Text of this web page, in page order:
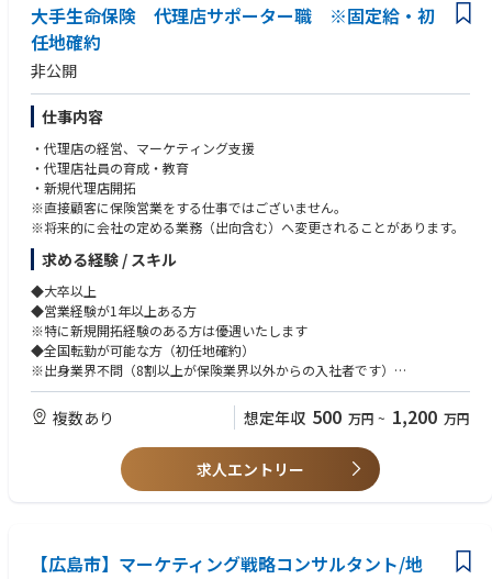
社」
水戸市桜川１－１－２５ 大同生命水戸ビル３階「茨城ＴＫＣ企業保険支
社 水戸推進課」
神栖市大野原３丁目２－１０ パレスビルⅢ ２０２号室「茨城ＴＫＣ企
業保険支社 鹿島推進課」
長岡市今朝白１－８－１８ 長岡センタービル２階「新潟ＴＫＣ企業保険
支社 長岡推進課」
埼玉県さいたま市大宮区桜木町４－３３３－１３ 大同生命さいたま大宮ビ
ル３階「東日本税理士推進支社」
宇都宮市大通４－１－１８ 宇都宮大同生命ビル４階「東日本税理士推進
支社北関東信越税理士推進営業部 宇都宮推進課」
【北陸地区(金沢、富山)】
営業部 金沢推進課」※税理士代理店担当
富山市本町９－１０ ＹＳＧ富山センタービル５階「金沢支社北陸税理士
共済営業部 富山推進課」※税理士代理店担当
富山市本町９－１０ ＹＳＧ富山センタービル５階「北陸ＴＫＣ企業保険
支社 富山推進課」
【東海地区】
岡崎市明大寺町字菩提円１３－２ 大同生命岡崎ビル２階「東海税理士共
済支社 西三河推進課」
豊橋市白河町６１ タ－ミナル・プラザ４階「東海税理士共済支社 東三
静岡県静岡市葵区黒金町５９－６ 大同生命静岡ビル４階「静岡ＴＫＣ企
業保険支社 島田推進課」
制度理解にとどまらず、現場改善や設備投資にまで踏み込んだ支援を行う
ため、成果創出を実感できる実践型業務です。
大手生命保険 代理店サポーター職 ※固定給・初
任地確約
非公開
仕事内容
・代理店の経営、マーケティング支援
・代理店社員の育成・教育
・新規代理店開拓
※直接顧客に保険営業をする仕事ではございません。
※将来的に会社の定める業務（出向含む）へ変更されることがあります。
求める経験 / スキル
◆大卒以上
◆営業経験が1年以上ある方
※特に新規開拓経験のある方は優遇いたします
◆全国転勤が可能な方（初任地確約）
※出身業界不問（8割以上が保険業界以外からの入社者です）
※運転免許必須
複数あり 想定年収 500 万円 ~ 1,200 万円
求人エントリー
【広島市】マーケティング戦略コンサルタント/地